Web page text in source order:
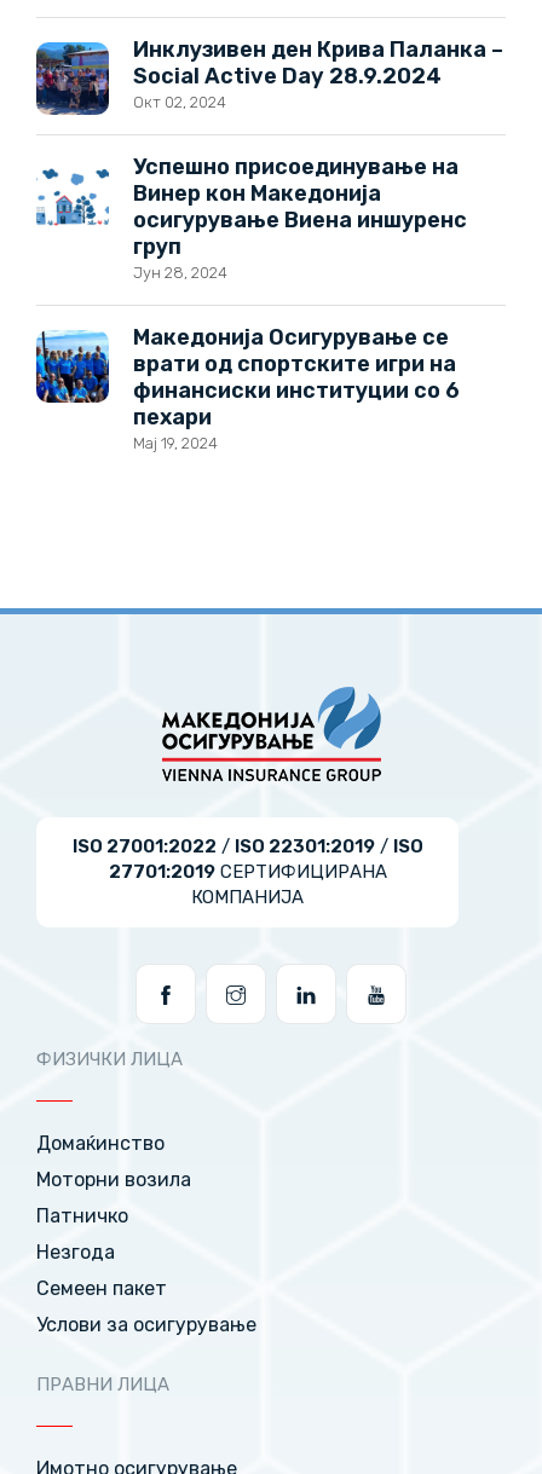
Инклузивен ден Крива Паланка –
Social Active Day 28.9.2024
Окт 02, 2024
Успешно присоединување на
Винер кон Македонија
осигурување Виена иншуренс
груп
Јун 28, 2024
Македонија Осигурување се
врати од спортските игри на
финансиски институции со 6
пехари
Мај 19, 2024
ISO 27001:2022 / ISO 22301:2019/ ISO
27701:2019СЕРТИФИЦИРАНА
КОМПАНИЈА
ФИЗИЧКИ ЛИЦА
Домаќинство
Моторни возила
Патничко
Незгода
Семеен пакет
Услови за осигурување
ПРАВНИ ЛИЦА
Имотно осигурување